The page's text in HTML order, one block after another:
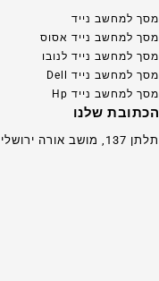
מסך למחשב נייד
מסך למחשב נייד אסוס
מסך למחשב נייד לנובו
מסך למחשב נייד Dell
מסך למחשב נייד Hp
הכתובת שלנו
תלתן 137, מושב אורה ירושלים